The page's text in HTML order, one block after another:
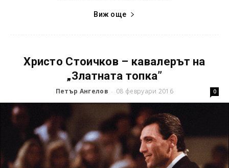
Виж още
Христо Стоичков – кавалерът на
„Златната топка”
Петър Ангелов - 08 февруари 2016 0